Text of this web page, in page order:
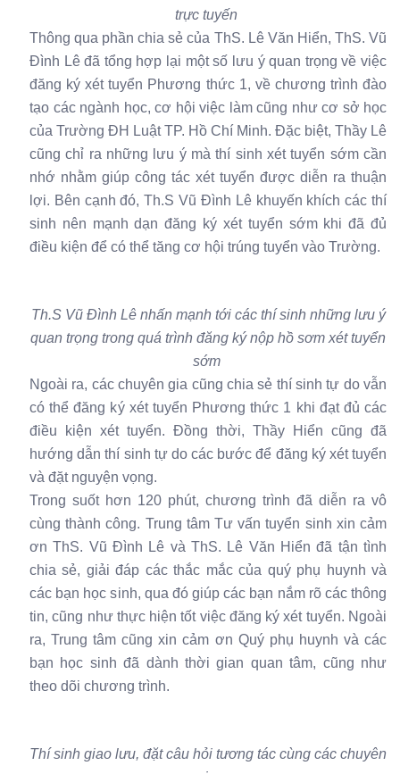
trực tuyến
Thông qua phần chia sẻ của ThS. Lê Văn Hiển, ThS. Vũ
Đình Lê đã tổng hợp lại một số lưu ý quan trọng về việc
đăng ký xét tuyển Phương thức 1, về chương trình đào
tạo các ngành học, cơ hội việc làm cũng như cơ sở học
của Trường ĐH Luật TP. Hồ Chí Minh. Đặc biệt, Thầy Lê
cũng chỉ ra những lưu ý mà thí sinh xét tuyển sớm cần
nhớ nhằm giúp công tác xét tuyển được diễn ra thuận
lợi. Bên cạnh đó, Th.S Vũ Đình Lê khuyến khích các thí
sinh nên mạnh dạn đăng ký xét tuyển sớm khi đã đủ
điều kiện để có thể tăng cơ hội trúng tuyển vào Trường.
Th.S Vũ Đình Lê nhấn mạnh tới các thí sinh những lưu ý
quan trọng trong quá trình đăng ký nộp hồ sơm xét tuyển
sớm
Ngoài ra, các chuyên gia cũng chia sẻ thí sinh tự do vẫn
có thể đăng ký xét tuyển Phương thức 1 khi đạt đủ các
điều kiện xét tuyển. Đồng thời, Thầy Hiển cũng đã
hướng dẫn thí sinh tự do các bước để đăng ký xét tuyển
và đặt nguyện vọng.
Trong suốt hơn 120 phút, chương trình đã diễn ra vô
cùng thành công. Trung tâm Tư vấn tuyển sinh xin cảm
ơn ThS. Vũ Đình Lê và ThS. Lê Văn Hiển đã tận tình
chia sẻ, giải đáp các thắc mắc của quý phụ huynh và
các bạn học sinh, qua đó giúp các bạn nắm rõ các thông
tin, cũng như thực hiện tốt việc đăng ký xét tuyển. Ngoài
ra, Trung tâm cũng xin cảm ơn Quý phụ huynh và các
bạn học sinh đã dành thời gian quan tâm, cũng như
theo dõi chương trình.
Thí sinh giao lưu, đặt câu hỏi tương tác cùng các chuyên